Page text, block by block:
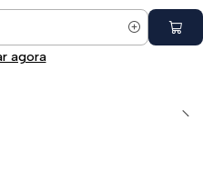
agora